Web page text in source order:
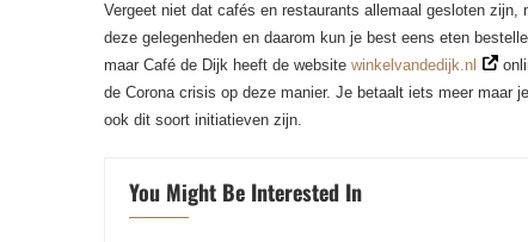
Vergeet niet dat cafés en restaurants allemaal gesloten
deze gelegenheden en daarom kun je best eens eten
maar Café de Dijk heeft de website winkelvandedijk.nl
de Corona crisis op deze manier. Je betaalt iets meer maar
ook dit soort initiatieven zijn.
You Might Be Interested In